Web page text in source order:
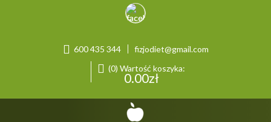
600 435 344
fizjodiet@gmail.com
(0) Wartość koszyka:
0.00zł